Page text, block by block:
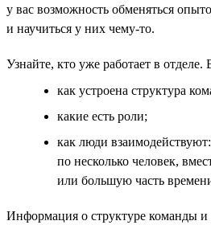
у вас возможность обменяться
и научиться у них чему-то.
Узнайте, кто уже работает в
как устроена структура
какие есть роли;
как люди
по несколько человек,
или большую часть
Информация о структуре команды и